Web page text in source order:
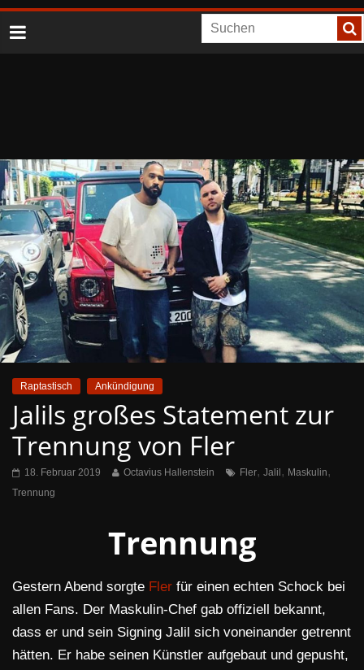
Raptastisch Ankündigung
Jalils großes Statement zur
Trennung von Fler
18. Februar 2019 Octavius Hallenstein Fler, Jalil, Maskulin,
Trennung
Trennung
Gestern Abend sorgte Fler für einen echten Schock bei
allen Fans. Der Maskulin-Chef gab offiziell bekannt,
dass er und sein Signing Jalil sich voneinander getrennt
hätten. Er habe seinen Künstler aufgebaut und gepusht,